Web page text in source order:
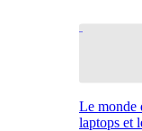
Le monde
laptops et